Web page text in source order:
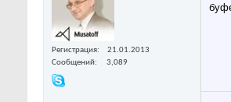
Регистрация
21.01.2013
Сообщений
3,089